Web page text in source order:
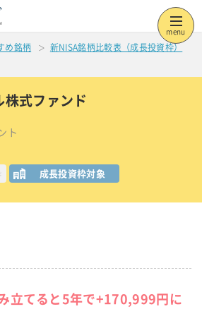
menu
め銘柄 新NISA銘柄比較表（成長投資枠）
式ファンド
ト
成長投資枠対象
立てると5年で+170,999円に